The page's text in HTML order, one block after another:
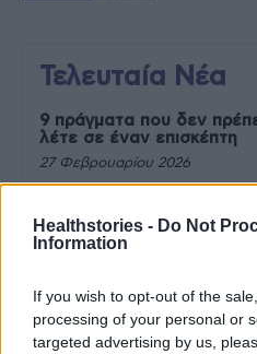
Healthstories - Do Not
Information
If you wish to opt-out of the
processing of your personal or
targeted advertising by us,
Τελευταία Νέα
9 πράγματα που δεν
λέτε σε έναν επισκέπτη
27 Φεβρουαρίου 2026
την υποστήριξη της Be-
27 Φεβρουαρίου 2026